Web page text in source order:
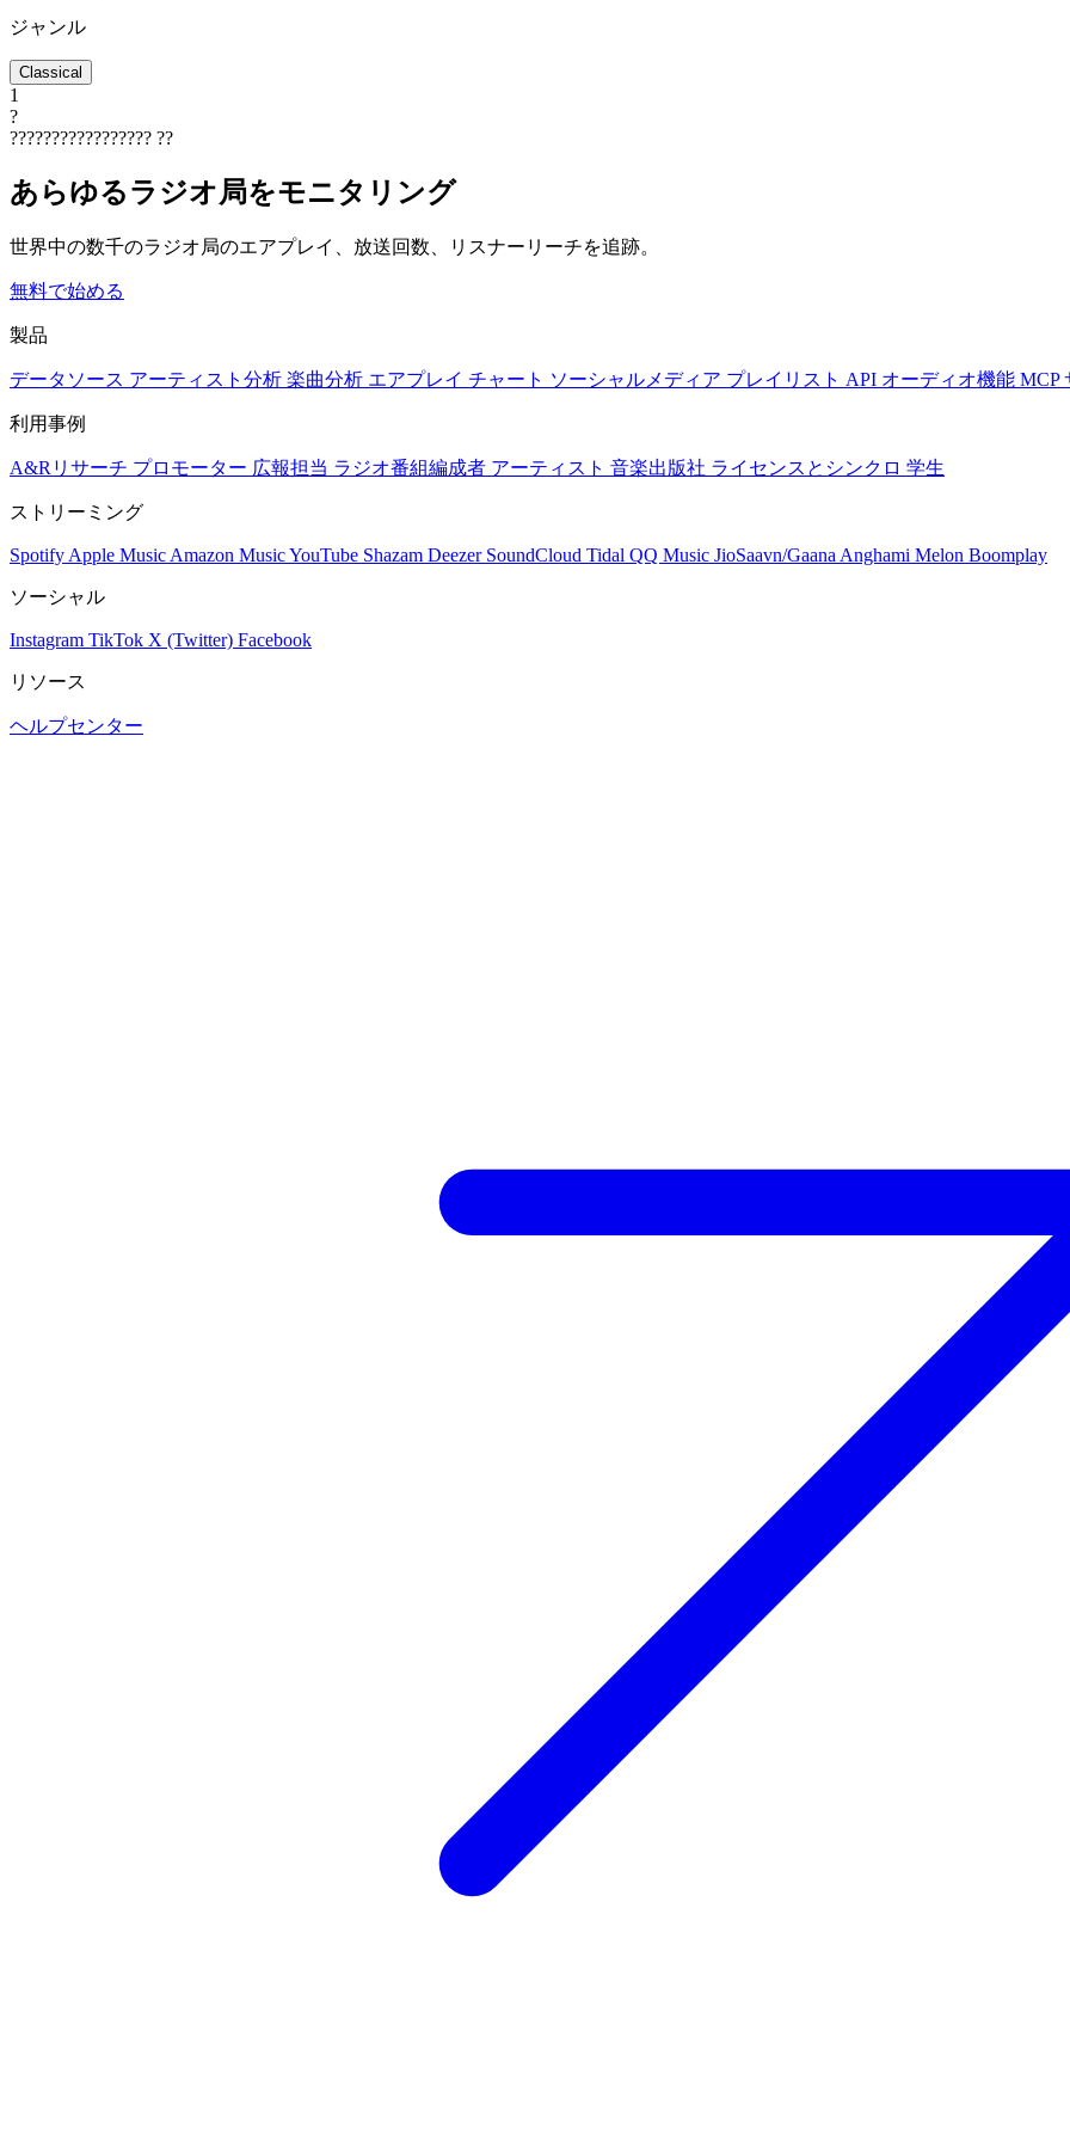
ジャンル
Classical
1
?
????????????????? ??
あらゆるラジオ局をモニタリング
世界中の数千のラジオ局のエアプレイ、放送回数、リスナーリーチを追跡。
無料で始める
製品
データソース アーティスト分析 楽曲分析 エアプレイ チャート ソーシャルメディア プレイリスト API オーディオ機能 MCP
利用事例
A&Rリサーチ プロモーター 広報担当 ラジオ番組編成者 アーティスト 音楽出版社 ライセンスとシンクロ 学生
ストリーミング
Spotify Apple Music Amazon MusicYouTube Shazam Deezer SoundCloud Tidal QQ Music JioSaavn/Gaana Anghami Melon Boomplay
ソーシャル
Instagram TikTok X (Twitter) Facebook
リソース
ヘルプセンター